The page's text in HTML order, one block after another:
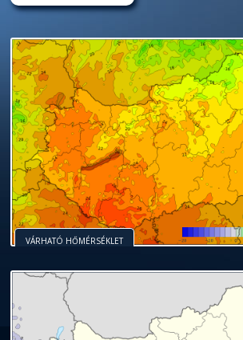
VÁRHATÓ HŐMÉRSÉKLET